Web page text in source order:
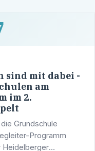
sind mit dabei -
am
im 2.
Grundschule
Programm
Heidelberger